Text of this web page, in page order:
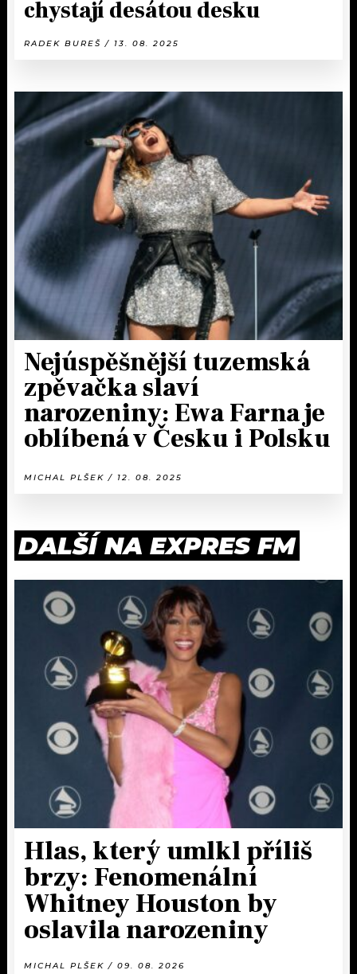
chystají desátou desku
RADEK BUREŠ / 13. 08. 2025
Nejúspěšnější tuzemská
zpěvačka slaví
narozeniny: Ewa Farna je
oblíbená v Česku i Polsku
MICHAL PLŠEK / 12. 08. 2025
DALŠÍ NA EXPRES FM
Hlas, který umlkl příliš
brzy: Fenomenální
Whitney Houston by
oslavila narozeniny
MICHAL PLŠEK / 09. 08. 2026